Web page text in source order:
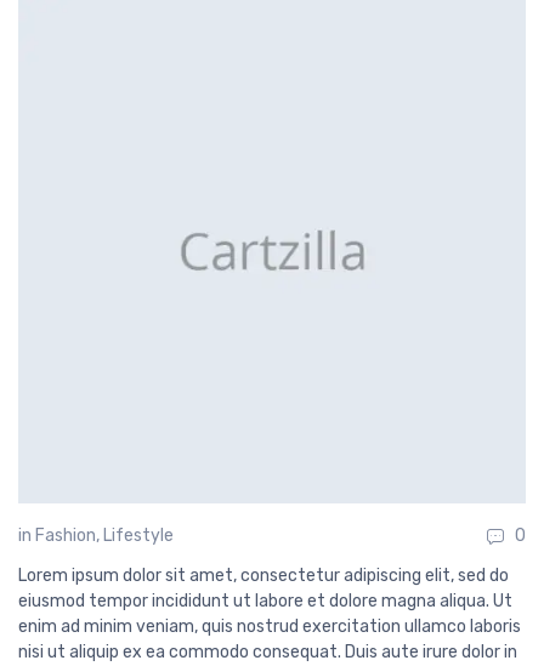
in Fashion, Lifestyle
0
Lorem ipsum dolor sit amet, consectetur adipiscing elit, sed do
eiusmod tempor incididunt ut labore et dolore magna aliqua. Ut
enim ad minim veniam, quis nostrud exercitation ullamco laboris
nisi ut aliquip ex ea commodo consequat. Duis aute irure dolor in